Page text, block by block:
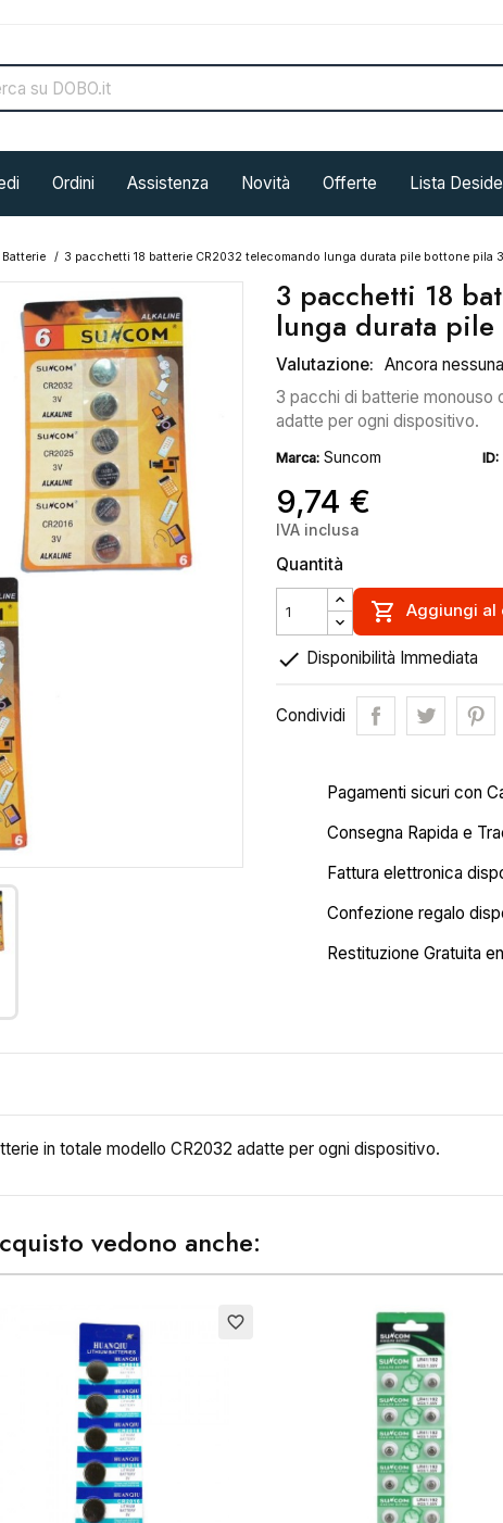
Ordini Assistenza Novità Offerte Lista
3 pacchetti 18 batterie CR2032 telecomando lunga durata pile bottone pila
3 pacchetti 18
lunga durata
Valutazione: Ancora
3 pacchi di batterie monouso
adatte per ogni dispositivo.
Marca: Suncom ID:
9,74 €
IVA inclusa
Quantità
 Aggiungi al
 Disponibilità Immediata
Condividi
Pagamenti sicuri con
Consegna Rapida e
Fattura elettronica
Confezione regalo
Restituzione Gratuita
in totale modello CR2032 adatte per ogni dispositivo.
vedono anche:
favorite_border
Crea lista dei desideri
Nome lista dei desideri